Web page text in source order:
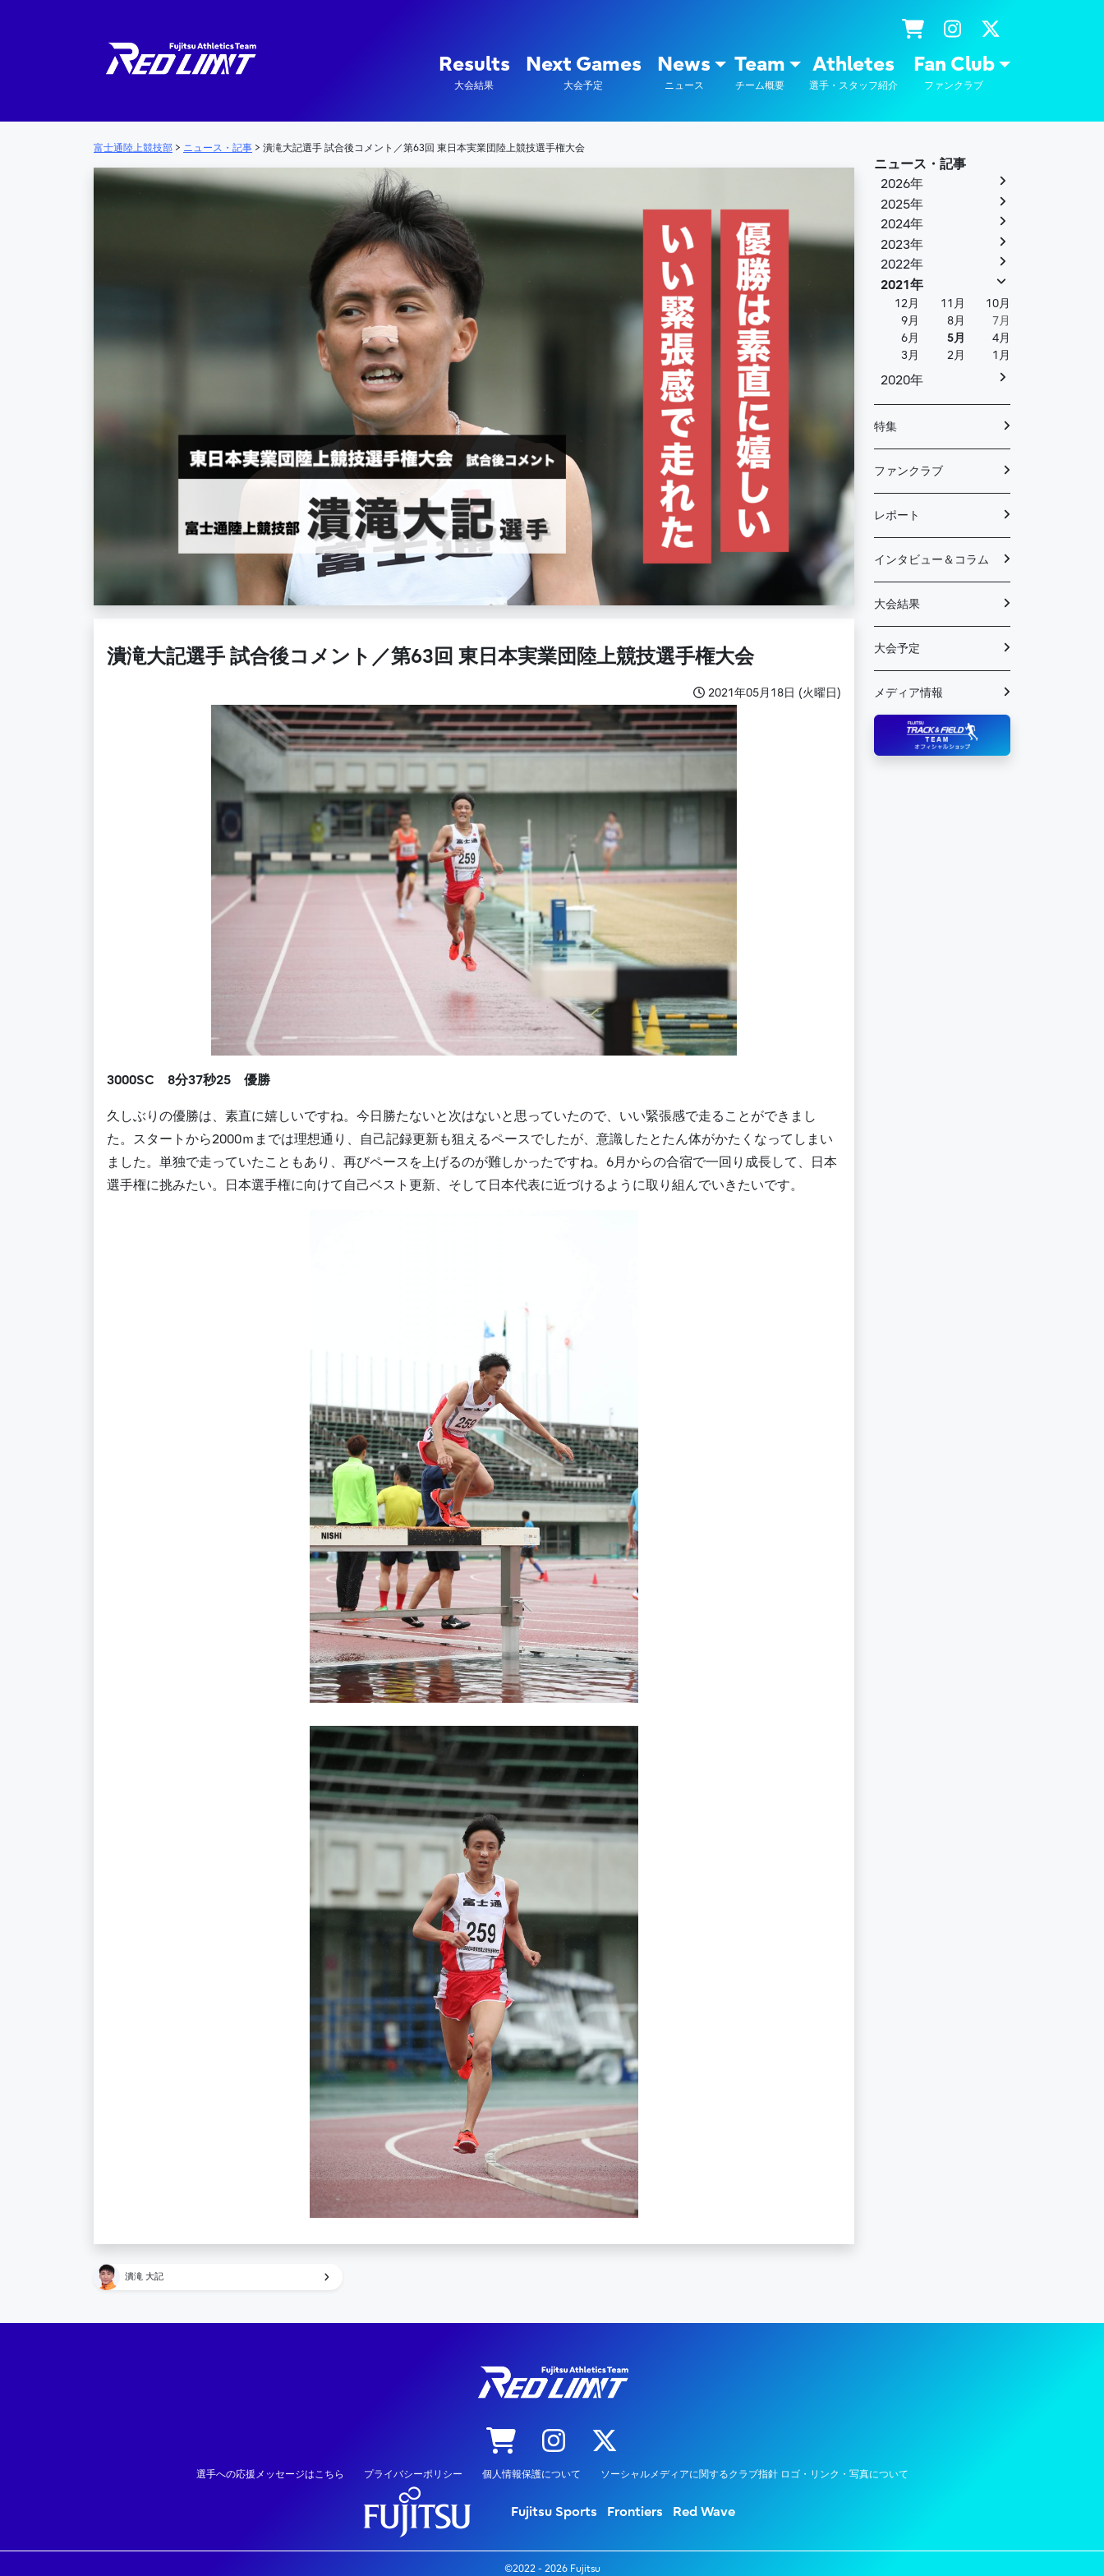
メインナビゲーション
Results
大会結果
Next Games
大会予定
News
ニュース
Team
チーム概要
Athletes
選手・スタッフ紹介
Fan Club
ファンクラブ
富士通陸上競技部 > ニュース・記事 > 潰滝大記選手 試合後コメント／第63回 東日本実業団陸上競技選手権大会
潰滝大記選手 試合後コメント／第63回 東日本実業団陸上競技選手権大会
2021年05月18日 (火曜日)
3000SC 8分37秒25 優勝
久しぶりの優勝は、素直に嬉しいですね。今日勝たないと次はないと思っていたので、いい緊張感で走ることができまし
た。スタートから2000ｍまでは理想通り、自己記録更新も狙えるペースでしたが、意識したとたん体がかたくなってしまい
ました。単独で走っていたこともあり、再びペースを上げるのが難しかったですね。6月からの合宿で一回り成長して、日本
選手権に挑みたい。日本選手権に向けて自己ベスト更新、そして日本代表に近づけるように取り組んでいきたいです。
潰滝 大記
ニュース・記事
2026年
2025年
2024年
2023年
2022年
2021年
12月 11月
10月
9月
8月
7月
6月
5月
4月
3月
2月 1月
2020年
特集
ファンクラブ
レポート
インタビュー＆コラム
大会結果
大会予定
メディア情報
選手への応援メッセージはこちら プライバシーポリシー 個人情報保護について ソーシャルメディアに関するクラブ指針 ロゴ・リンク・写真について
Fujitsu Sports Frontiers Red Wave
©2022 - 2026 Fujitsu